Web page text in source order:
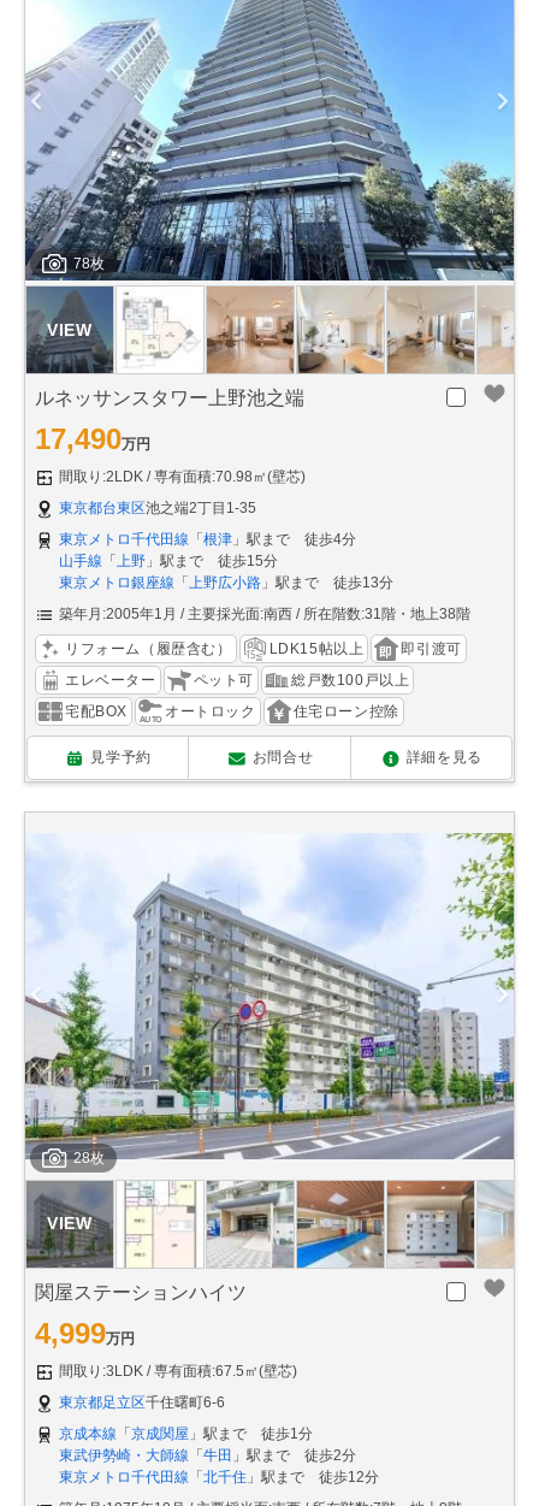
78枚
ルネッサンスタワー上野池之端
17,490万円
間取り:2LDK
専有面積:70.98㎡(壁芯)
東京都台東区池之端2丁目1-35
東京メトロ千代田線 「 根津 」駅まで 徒歩4分
山手線 「 上野 」駅まで 徒歩15分
東京メトロ銀座線 「 上野広小路 」駅まで 徒歩13分
築年月:2005年1月
主要採光面:南西 所在階数:31階・地上38階
リフォーム（履歴含む） LDK15帖以上
即引渡可
エレベーター
ペット可
総戸数100戸以上
宅配BOX
オートロック 住宅ローン控除
見学予約 お問合せ 詳細を見る
28枚
関屋ステーションハイツ
4,999万円
間取り:3LDK
専有面積:67.5㎡(壁芯)
東京都足立区千住曙町6-6
京成本線 「京成関屋 」駅まで 徒歩1分
東武伊勢崎・大師線 「牛田 」駅まで 徒歩2分
東京メトロ千代田線 「北千住 」駅まで 徒歩12分